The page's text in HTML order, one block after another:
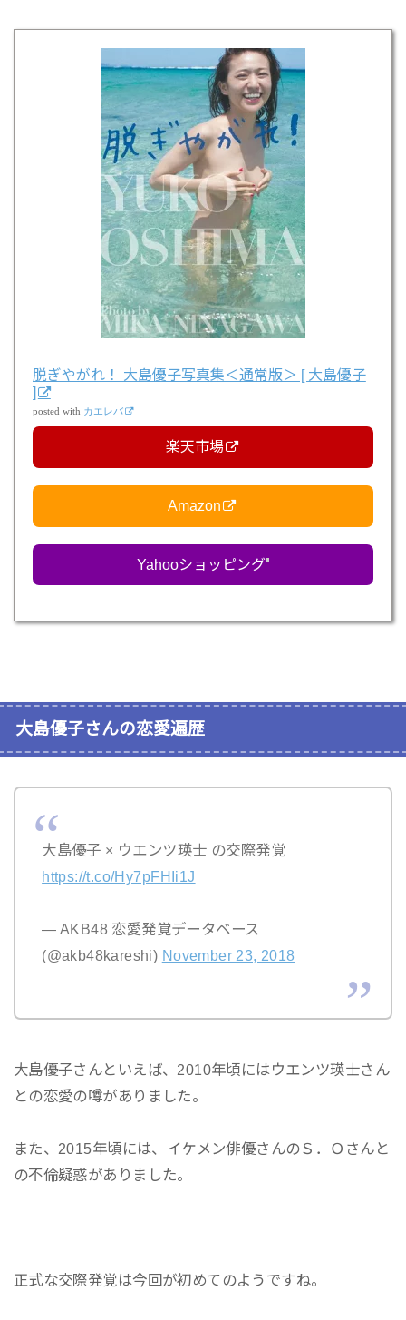
脱ぎやがれ！ 大島優子写真集＜通常版＞ [ 大島優子
]
posted with カエレバ
楽天市場
Amazon
Yahooショッピング
大島優子さんの恋愛遍歴
大島優子 × ウエンツ瑛士 の交際発覚
https://t.co/Hy7pFHIi1J
— AKB48 恋愛発覚データベース
(@akb48kareshi) November 23, 2018
大島優子さんといえば、2010年頃にはウエンツ瑛士さん
との恋愛の噂がありました。
また、2015年頃には、イケメン俳優さんのＳ．Ｏさんと
の不倫疑惑がありました。
正式な交際発覚は今回が初めてのようですね。